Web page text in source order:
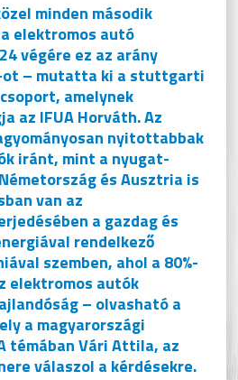
minden második
elektromos autó
végére ez az arány
ot – mutatta ki a stuttgarti
amelynek
az IFUA Horváth. Az
nyitottabbak
iránt, mint a nyugat-
és Ausztria is
van az
a gazdag és
rendelkező
szemben, ahol a 80%-
elektromos autók
– olvasható a
a magyarországi
témában Vári Attila, az
válaszol a kérdésekre.